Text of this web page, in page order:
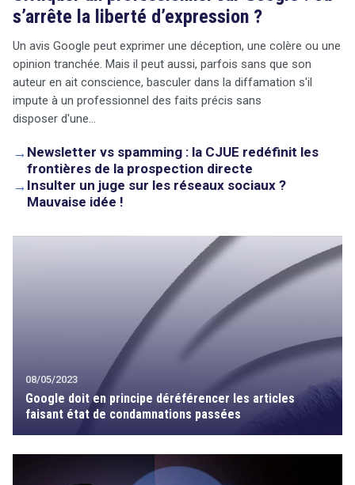
s’arrête la liberté d’expression ?
Un avis Google peut exprimer une déception, une colère ou une
opinion tranchée. Mais il peut aussi, parfois sans que son
auteur en ait conscience, basculer dans la diffamation s'il
impute à un professionnel des faits précis sans
disposer d'une…
→ Newsletter vs spamming : la CJUE redéfinit les
frontières de la prospection directe
→ Insulter un juge sur les réseaux sociaux ?
Mauvaise idée !
08/05/2023
Google doit en principe déréférencer les articles
faisant état de condamnations passées